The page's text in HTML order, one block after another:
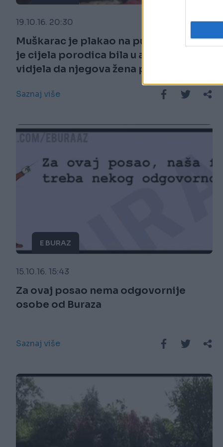
19.10.16. 20:30
Muškarac je plakao na pumpi dok mu
je cijela porodica bila u autu: Kada je
vidjela da njegova žena pokriva lice
rukama sve joj bilo jasno
Saznaj više
E BURAZ
15.10.16. 15:43
Za ovaj posao nema odgovornije
osobe od Buraza
Saznaj više